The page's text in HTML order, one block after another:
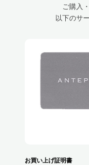
ご購入
以下のサ
お買い上げ証明書